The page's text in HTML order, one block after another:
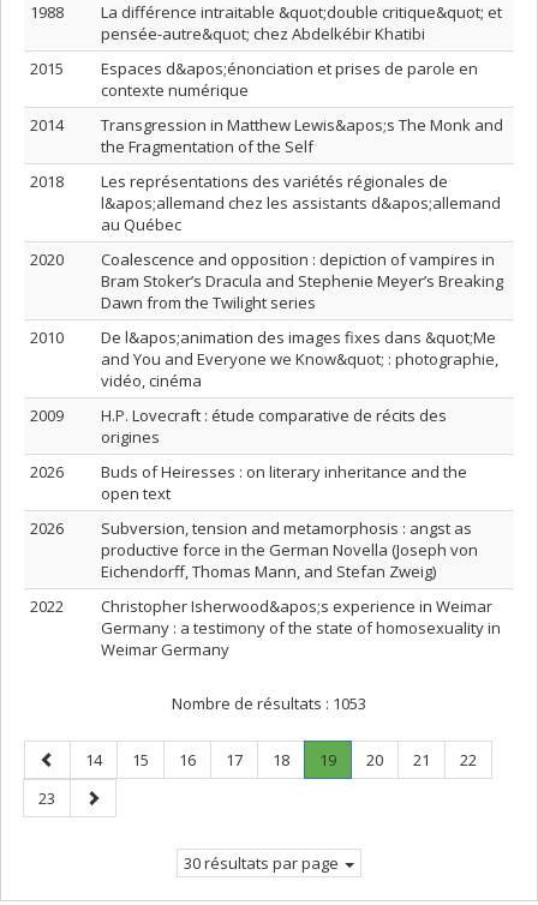
1988
La différence intraitable &quot;double critique&quot; et
pensée-autre&quot; chez Abdelkébir Khatibi
2015
Espaces d&apos;énonciation et prises de parole en
contexte numérique
2014
Transgression in Matthew Lewis&apos;s The Monk and
the Fragmentation of the Self
2018
Les représentations des variétés régionales de
l&apos;allemand chez les assistants d&apos;allemand
au Québec
2020
Coalescence and opposition : depiction of vampires in
Bram Stoker’s Dracula and Stephenie Meyer’s Breaking
Dawn from the Twilight series
2010
De l&apos;animation des images fixes dans &quot;Me
and You and Everyone we Know&quot; : photographie,
vidéo, cinéma
2009
H.P. Lovecraft : étude comparative de récits des
origines
2026
Buds of Heiresses : on literary inheritance and the
open text
2026
Subversion, tension and metamorphosis : angst as
productive force in the German Novella (Joseph von
Eichendorff, Thomas Mann, and Stefan Zweig)
2022
Christopher Isherwood&apos;s experience in Weimar
Germany : a testimony of the state of homosexuality in
Weimar Germany
Nombre de résultats : 1053
Page
précédente
Page
14 Page
15 Page
16 Page
17 Page
18 Page
19.
Page
Page
20 Page
21 Page
22
Page
23
Page
suivante
30 résultats par page